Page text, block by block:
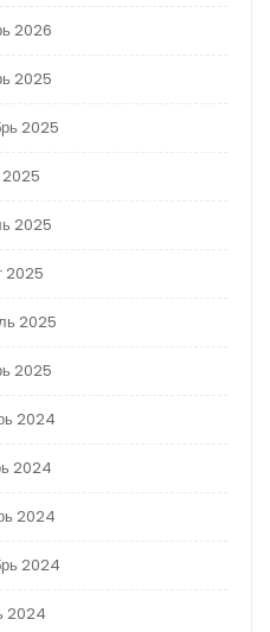
2026
2025
2025
2025
2025
2025
2025
2024
2024
2024
2024
2024